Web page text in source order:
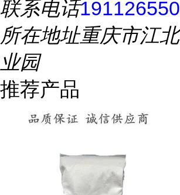
联系电话
所在地址重庆市江
业园
推荐产品